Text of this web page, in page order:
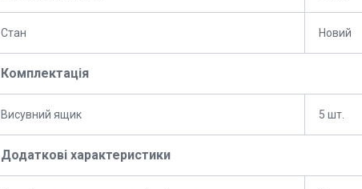
Стан Новий
Комплектація
Висувний ящик 5 шт.
Додаткові характеристики